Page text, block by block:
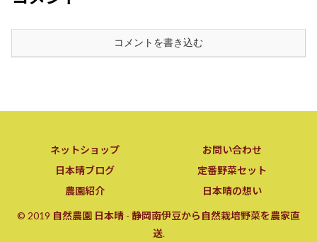
コメントを書き込む
ネットショップ
お問い合わせ
日本晴ブログ
定番野菜セット
農園紹介
日本晴の想い
© 2019 自然農園 日本晴 - 静岡南伊豆から自然栽培野菜を農家直
送.